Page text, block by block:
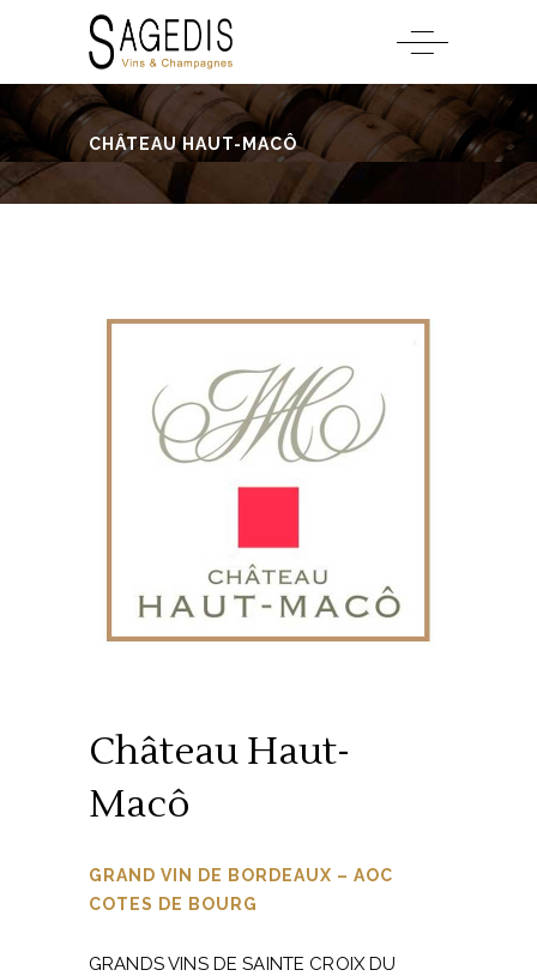
CHÂTEAU HAUT-MACÔ
Château Haut-
Macô
GRAND VIN DE BORDEAUX – AOC
COTES DE BOURG
GRANDS VINS DE SAINTE CROIX DU